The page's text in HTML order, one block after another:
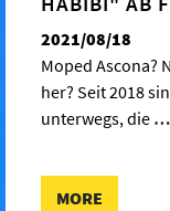
2021/08/18
Moped Ascona?
her? Seit 2018
unterwegs, die …
MORE